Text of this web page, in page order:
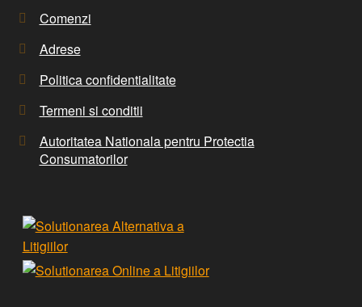
Comenzi
Adrese
Politica confidentialitate
Termeni si conditii
Autoritatea Nationala pentru Protectia
Consumatorilor